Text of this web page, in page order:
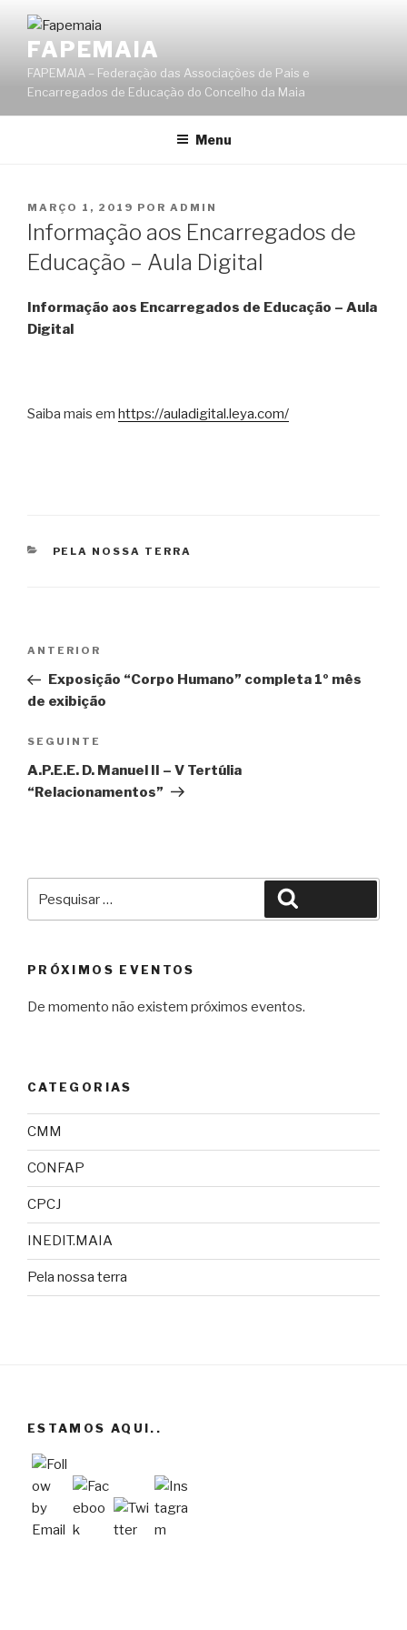
conteúdo
FAPEMAIA
FAPEMAIA – Federação das Associações de Pais e
Encarregados de Educação do Concelho da Maia
Menu
PUBLICADO
EM
MARÇO 1, 2019 POR ADMIN
Informação aos Encarregados de
Educação – Aula Digital
Informação aos Encarregados de Educação – Aula
Digital
Saiba mais em https://auladigital.leya.com/
CATEGORIAS
PELA NOSSA TERRA
artigos
Conteúdo
anterior
ANTERIOR
Exposição “Corpo Humano” completa 1º mês
de exibição
Conteúdo
seguinte
SEGUINTE
A.P.E.E. D. Manuel II – V Tertúlia
“Relacionamentos”
por:
PRÓXIMOS EVENTOS
De momento não existem próximos eventos.
CATEGORIAS
CMM
CONFAP
CPCJ
INEDIT.MAIA
Pela nossa terra
ESTAMOS AQUI..